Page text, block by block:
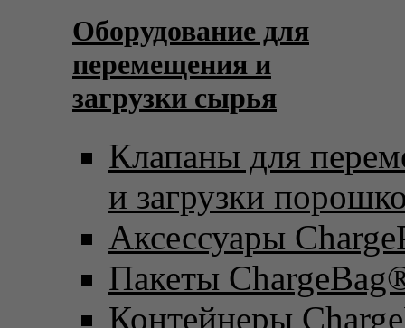
Оборудование для
перемещения и
загрузки сырья
Клапаны для
и загрузки
Аксессуары
Пакеты
Контейнеры